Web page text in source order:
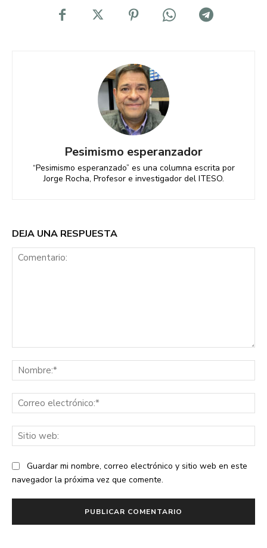
Pesimismo esperanzador
“Pesimismo esperanzado” es una columna escrita por
Jorge Rocha, Profesor e investigador del ITESO.
DEJA UNA RESPUESTA
Guardar mi nombre, correo electrónico y sitio web en este
navegador la próxima vez que comente.